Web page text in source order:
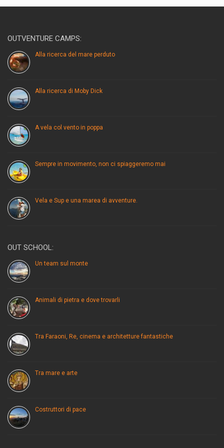
OUTVENTURE CAMPS:
Alla ricerca del mare perduto
Alla ricerca di Moby Dick
A vela col vento in poppa
Sempre in movimento, non ci spiaggeremo mai
Vela e Sup e una marea di avventure.
OUT SCHOOL:
Un team sul monte
Animali di pietra e dove trovarli
Tra Faraoni, Re, cinema e architetture fantastiche
Tra mare e arte
Costruttori di pace